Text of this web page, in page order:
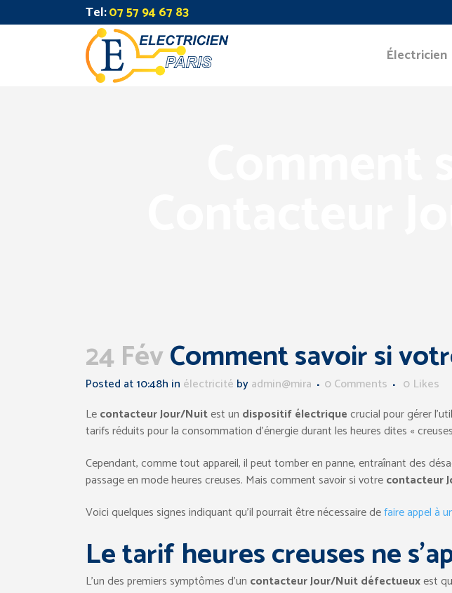
Tel:07 57 94 67 83
Électricien
24 FévComment savoir si
Posted at 10:48h in électricité byadmin@mira 0 Comments 0 Likes
Lecontacteur Jour/Nuitest un dispositif électriquecrucial pour gérer
tarifs réduits pour la consommation d’énergie durant les heures dites «
Cependant, comme tout appareil, il peut tomber en panne, entraînant des
passage en mode heures creuses. Mais comment savoir si votrecontacteur
Voici quelques signes indiquant qu’il pourrait être nécessaire defaire appel à
Le tarif heures creuses ne
L’un des premiers symptômes d’un contacteur Jour/Nuit défectueuxest